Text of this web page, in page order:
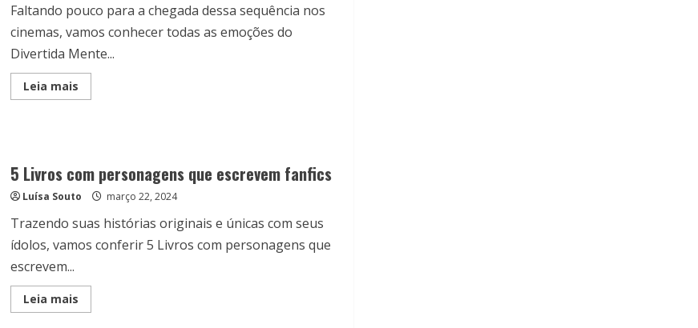
Faltando pouco para a chegada dessa sequência nos
cinemas, vamos conhecer todas as emoções do
Divertida Mente...
Leia maisRead
more
as
emoções
do
5 Livros com personagens que escrevem fanfics
Luísa Souto março 22, 2024
Trazendo suas histórias originais e únicas com seus
ídolos, vamos conferir 5 Livros com personagens que
escrevem...
Leia maisRead
more